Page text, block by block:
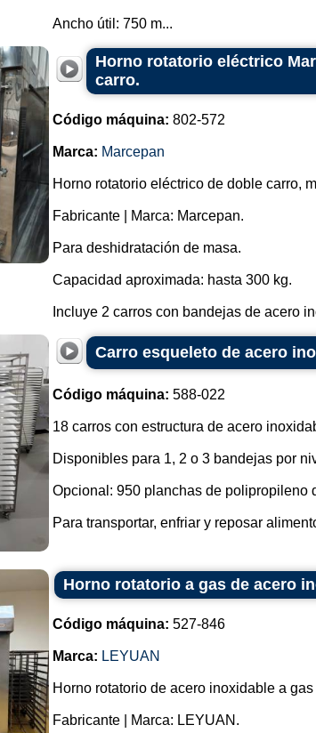
Ancho útil: 750 m...
Horno rotatorio eléctrico
carro.
Código máquina: 802-572
Marca: Marcepan
Horno rotatorio eléctrico de doble carro,
Fabricante | Marca: Marcepan.
Para deshidratación de masa.
Capacidad aproximada: hasta 300 kg.
Incluye 2 carros con bandejas de acero
Carro esqueleto de acero
Código máquina: 588-022
18 carros con estructura de acero
Disponibles para 1, 2 o 3 bandejas por
Opcional: 950 planchas de polipropileno
Para transportar, enfriar y reposar
Horno rotatorio a gas de acero
Código máquina: 527-846
Marca: LEYUAN
Horno rotatorio de acero inoxidable a gas
Fabricante | Marca: LEYUAN.